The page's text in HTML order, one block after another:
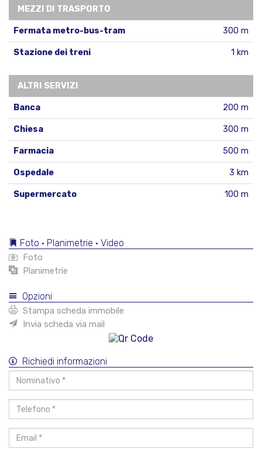
MEZZI DI TRASPORTO
Fermata metro-bus-tram 300 m
Stazione dei treni 1 km
ALTRI SERVIZI
Banca 200 m
Chiesa 300 m
Farmacia 500 m
Ospedale 3 km
Supermercato 100 m
Foto • Planimetrie • Video
Foto
Planimetrie
Opzioni
Stampa scheda immobile
Invia scheda via mail
Richiedi informazioni
Nominativo
Telefono
Email